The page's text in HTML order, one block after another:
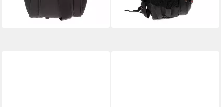
lieferbar - in 2-3 Werktagen bei dir
lieferbar - in 2-3 Werktagen bei dir